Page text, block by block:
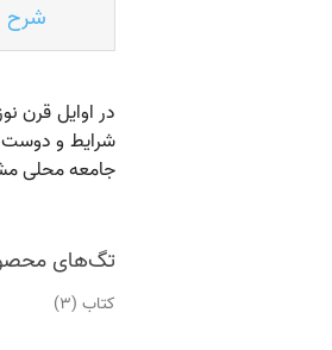
شرح
در اوایل قرن
شرایط و دوست
جامعه محلی
تگ‌های
کتاب (3)